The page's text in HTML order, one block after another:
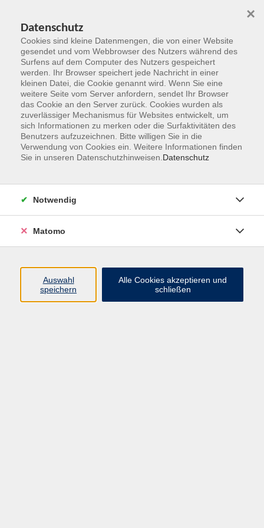
Zum Hauptinhalt springen
Der Kurs konnte nicht gefunden werden.
Erich-Kästner-Str. 5
65232 Taunusstein
info@vhs-rtk.de
Tel: 06128-92770
Datenschutz
Cookies sind kleine Datenmengen, die von einer Website
gesendet und vom Webbrowser des Nutzers während des
Surfens auf dem Computer des Nutzers gespeichert
werden. Ihr Browser speichert jede Nachricht in einer
kleinen Datei, die Cookie genannt wird. Wenn Sie eine
weitere Seite vom Server anfordern, sendet Ihr Browser
das Cookie an den Server zurück. Cookies wurden als
zuverlässiger Mechanismus für Websites entwickelt, um
sich Informationen zu merken oder die Surfaktivitäten des
Benutzers aufzuzeichnen. Bitte willigen Sie in die
Verwendung von Cookies ein. Weitere Informationen finden
Sie in unseren Datenschutzhinweisen. Datenschutz
×
Notwendig
Matomo
Auswahl
speichern
Alle Cookies akzeptieren und
schließen